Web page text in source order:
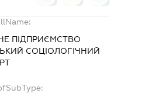
ПІДПРИЄМСТВО
СОЦІОЛОГІЧНИЙ